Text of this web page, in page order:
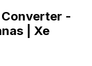
Converter -
| Xe